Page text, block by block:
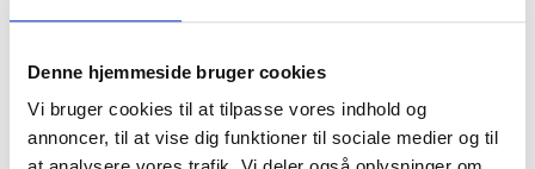
Denne hjemmeside bruger cookies
Vi bruger cookies til at tilpasse vores indhold og
annoncer, til at vise dig funktioner til sociale medier og til
kontanthjælpsydelserne for borgere, der ikke opfylder op-
holds- eller beskæftigelseskravene, samt afskaffet særlig
støtte for kontanthjælpsmodtagere. Herudover fulgte
afskaffelsen af ressourceforløb og revalidering og særlig